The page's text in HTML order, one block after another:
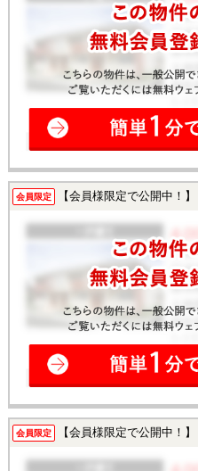
会員限定 【会員様限定で公開中！】
会員限定 【会員様限定で公開中！】